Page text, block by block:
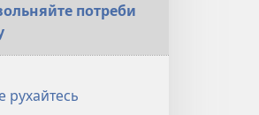
потреби
рухайтесь